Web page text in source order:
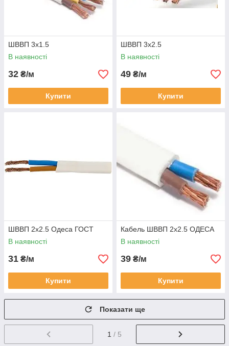
ШВВП 3х1.5
В наявності
32 ₴/м
Купити
ШВВП 3х2.5
В наявності
49 ₴/м
Купити
ШВВП 2х2.5 Одеса ГОСТ
В наявності
31 ₴/м
Купити
Кабель ШВВП 2х2.5 ОДЕСА
В наявності
39 ₴/м
Купити
Показати ще
1 / 5